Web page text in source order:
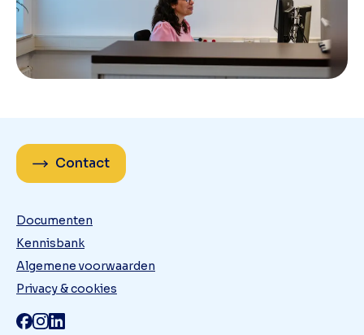
Contact
Documenten
Kennisbank
Algemene voorwaarden
Privacy & cookies